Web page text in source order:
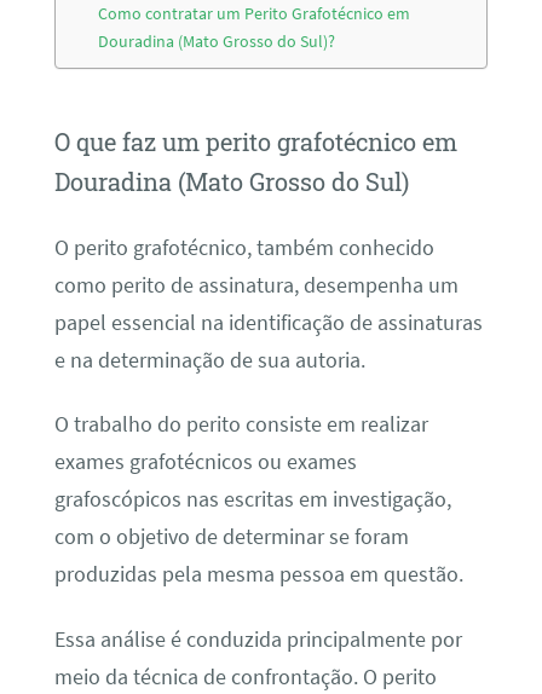
Como contratar um Perito Grafotécnico em
Douradina (Mato Grosso do Sul)?
O que faz um perito grafotécnico em
Douradina (Mato Grosso do Sul)
O perito grafotécnico, também conhecido
como perito de assinatura, desempenha um
papel essencial na identificação de assinaturas
e na determinação de sua autoria.
O trabalho do perito consiste em realizar
exames grafotécnicos ou exames
grafoscópicos nas escritas em investigação,
com o objetivo de determinar se foram
produzidas pela mesma pessoa em questão.
Essa análise é conduzida principalmente por
meio da técnica de confrontação. O perito